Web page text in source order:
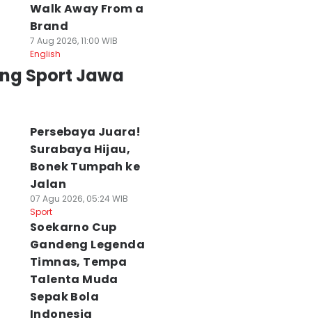
Uji Coba
Pelatih
Van Gastel
Energi
Agu 2026, 11:09 WIB
PSIM Perkuat
Hadapi Aston Villa
31 Jul 2026, 20:41 WIB
Sport
Walk Away From a
Brand
7 Aug 2026, 11:00 WIB
English
Sport Jawa
Persebaya Juara!
Surabaya Hijau,
Bonek Tumpah ke
Jalan
07 Agu 2026, 05:24 WIB
Sport
Soekarno Cup
Gandeng Legenda
Timnas, Tempa
Talenta Muda
Sepak Bola
Indonesia